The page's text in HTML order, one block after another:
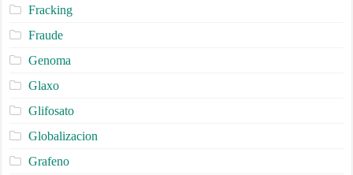
Fracking
Fraude
Genoma
Glaxo
Glifosato
Globalizacion
Grafeno